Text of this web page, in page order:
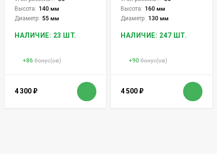
Высота: 140 мм
Диаметр: 55 мм
НАЛИЧИЕ: 23 ШТ.
+86 бонус(ов)
4 300 ₽
Высота: 160 мм
Диаметр: 130 мм
НАЛИЧИЕ: 247 ШТ.
+90 бонус(ов)
4 500 ₽